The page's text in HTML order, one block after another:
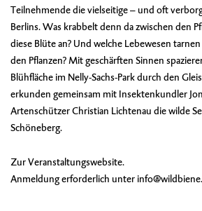
Teilnehmende die vielseitige – und oft
Berlins. Was krabbelt denn da zwischen den
diese Blüte an? Und welche Lebewesen
den Pflanzen? Mit geschärften Sinnen
Blühfläche im Nelly-Sachs-Park durch den
erkunden gemeinsam mit Insektenkundler
Artenschützer Christian Lichtenau die wilde
Schöneberg.
ZurVeranstaltungswebsite.
Anmeldung erforderlich unter